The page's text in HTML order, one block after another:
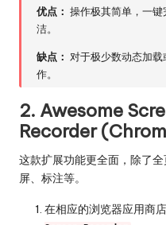
优点： 操作极其简单，一
洁。
缺点： 对于极少数动态加
作。
2. Awesome
Recorder
这款扩展功能更全面，除了
屏、标注等。
在相应的浏览器应用商